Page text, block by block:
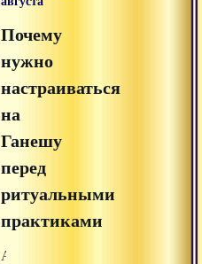
раздела
«аудиолекции»
Почему
нужно
настраиваться
на
Ганешу
перед
ритуальными
практиками
Аудиолекция